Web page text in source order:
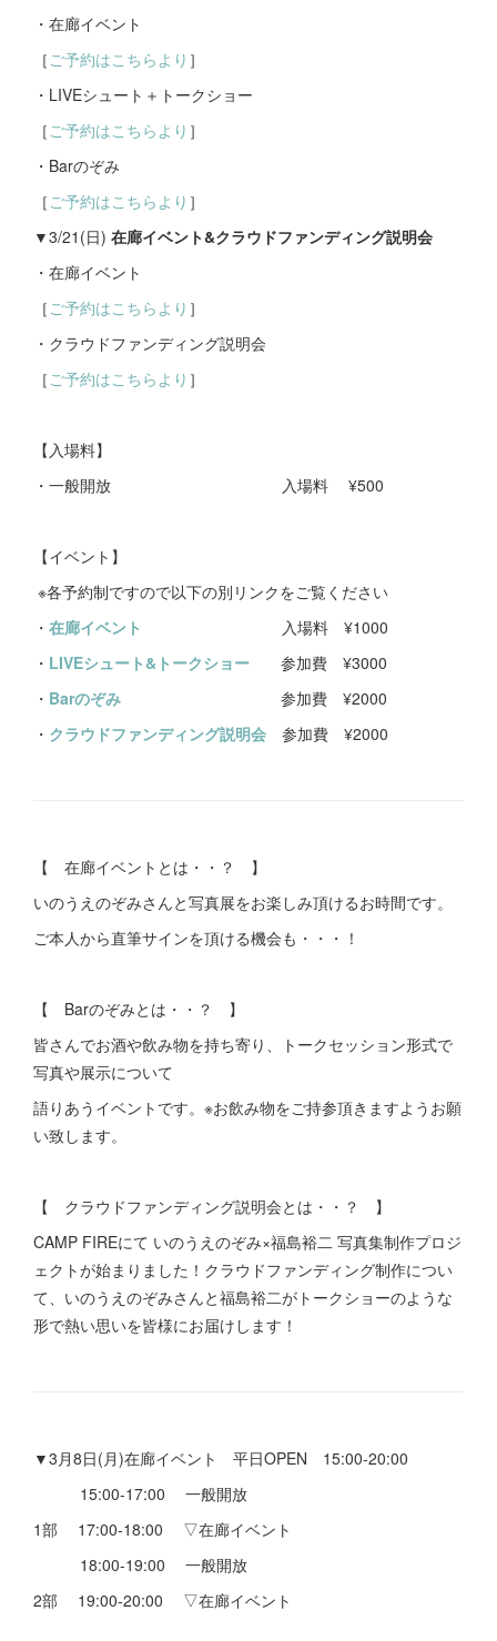
・在廊イベント
［ ご予約はこちらより ］
・LIVEシュート＋トークショー
［ ご予約はこちらより ］
・Barのぞみ
［ ご予約はこちらより ］
▼3/21(日) 在廊イベント&クラウドファンディング説明会
・在廊イベント
［ ご予約はこちらより ］
・クラウドファンディング説明会
［ ご予約はこちらより ］
【入場料】
・一般開放 入場料 ¥500
【イベント】
※各予約制ですので以下の別リンクをご覧ください
・ 在廊イベント
入場料 ¥1000
・ LIVEシュート&トークショー 参加費 ¥3000
・ Barのぞみ 参加費 ¥2000
・ クラウドファンディング説明会 参加費 ¥2000
【 在廊イベントとは・・？ 】
いのうえのぞみさんと写真展をお楽しみ頂けるお時間です。
ご本人から直筆サインを頂ける機会も・・・！
【 Barのぞみとは・・？ 】
皆さんでお酒や飲み物を持ち寄り、トークセッション形式で
写真や展示について
語りあうイベントです。※お飲み物をご持参頂きますようお願
い致します。
【 クラウドファンディング説明会とは・・？ 】
CAMP FIREにて いのうえのぞみ×福島裕二 写真集制作プロジ
ェクトが始まりました！クラウドファンディング制作につい
て、いのうえのぞみさんと福島裕二がトークショーのような
形で熱い思いを皆様にお届けします！
▼3月8日(月)在廊イベント 平日OPEN 15:00-20:00
15:00-17:00 一般開放
1部 17:00-18:00 ▽在廊イベント
18:00-19:00 一般開放
2部 19:00-20:00 ▽在廊イベント